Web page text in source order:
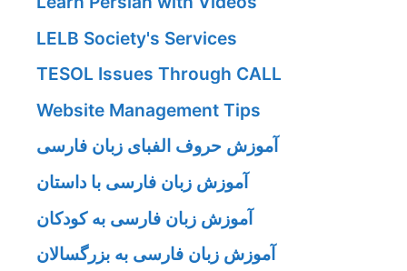
LELB Society's Services
TESOL Issues Through CALL
Website Management Tips
آموزش حروف الفبای زبان فارسی
آموزش زبان فارسی با داستان
آموزش زبان فارسی به کودکان
آموزش زبان فارسی به بزرگسالان